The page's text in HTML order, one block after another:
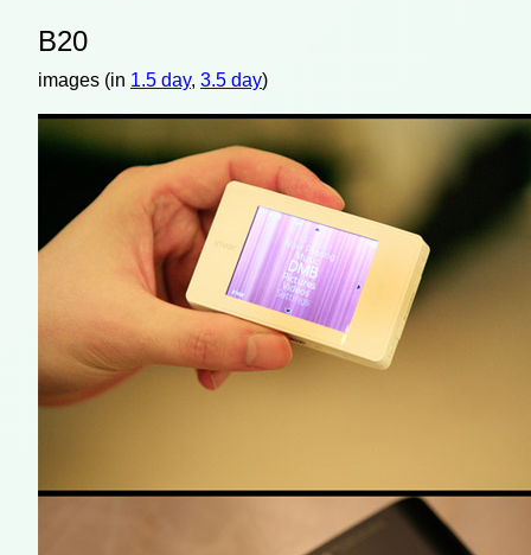
B20
images (in 1.5 day, 3.5 day)